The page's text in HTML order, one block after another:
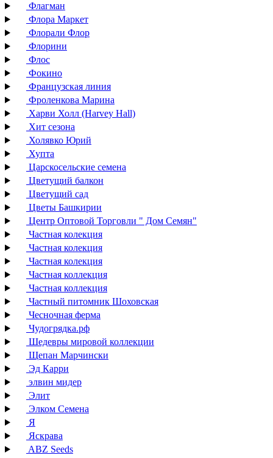
Флагман
Флора Маркет
Флорали Флор
Флорини
Флос
Фокино
Французская линия
Фроленкова Марина
Харви Холл (Harvey Hall)
Хит сезона
Холявко Юрий
Хупта
Царскосельские семена
Цветущий балкон
Цветущий сад
Цветы Башкирии
Центр Оптовой Торговли " Дом Семян"
Частная колекция
Частная колекция
Частная колекция
Частная коллекция
Частная коллекция
Частный питомник Шоховская
Чесночная ферма
Чудогрядка.рф
Шедевры мировой коллекции
Щепан Марчински
Эд Карри
элвин мидер
Элит
Элком Семена
Я
Яскрава
ABZ Seeds